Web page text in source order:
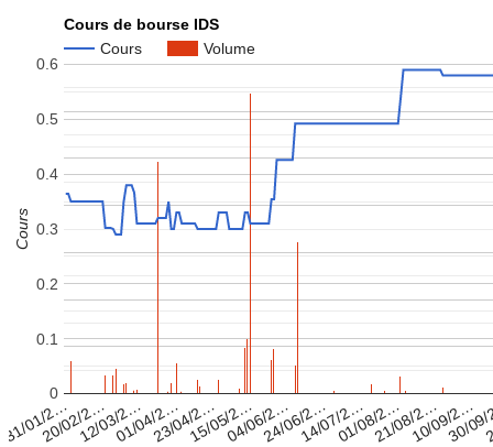
Cours de bourse IDS
Cours
Volume
31/01/2…20/02/2…12/03/2…01/04/2…23/04/2…15/05/2…04/06/2…24/06/2…14/07/2…01/08/2…21/08/2…10/09/2…
30/
0
0.1
0.2
0.3
0.4
0.5
0.6
Cours